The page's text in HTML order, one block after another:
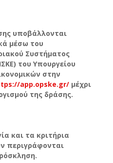
υποβάλλονται
μέσω του
Συστήματος
του Υπουργείου
στην
app.opske.gr/ μέχρι
της δράσης.
και τα κριτήρια
περιγράφονται